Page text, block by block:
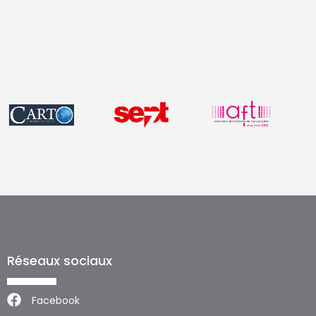
Réseaux sociaux
Facebook